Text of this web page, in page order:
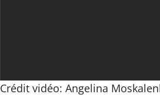
Crédit vidéo: Angelina